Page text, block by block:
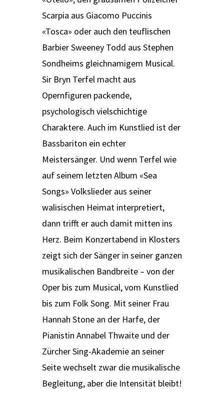
Scarpia aus Giacomo Puccinis
«Tosca» oder auch den teuflischen
Barbier Sweeney Todd aus Stephen
Sondheims gleichnamigem Musical.
Sir Bryn Terfel macht aus
Opernfiguren packende,
psychologisch vielschichtige
Charaktere. Auch im Kunstlied ist der
Bassbariton ein echter
Meistersänger. Und wenn Terfel wie
auf seinem letzten Album «Sea
Songs» Volkslieder aus seiner
walisischen Heimat interpretiert,
dann trifft er auch damit mitten ins
Herz. Beim Konzertabend in Klosters
zeigt sich der Sänger in seiner ganzen
musikalischen Bandbreite – von der
Oper bis zum Musical, vom Kunstlied
bis zum Folk Song. Mit seiner Frau
Hannah Stone an der Harfe, der
Pianistin Annabel Thwaite und der
Zürcher Sing-Akademie an seiner
Seite wechselt zwar die musikalische
Begleitung, aber die Intensität bleibt!